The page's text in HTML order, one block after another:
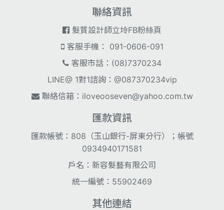
聯絡資訊
髮質設計師立坽FB粉絲頁
客服手機： 091-0606-091
客服市話：(08)7370234
LINE@ 1對1諮詢：@087370234vip
聯絡信箱： iloveooseven@yahoo.com.tw
匯款資訊
匯款帳號：808（玉山銀行-屏東分行）；帳號
0934940171581
戶名：新容髮藝有限公司
統一編號：55902469
其他連結